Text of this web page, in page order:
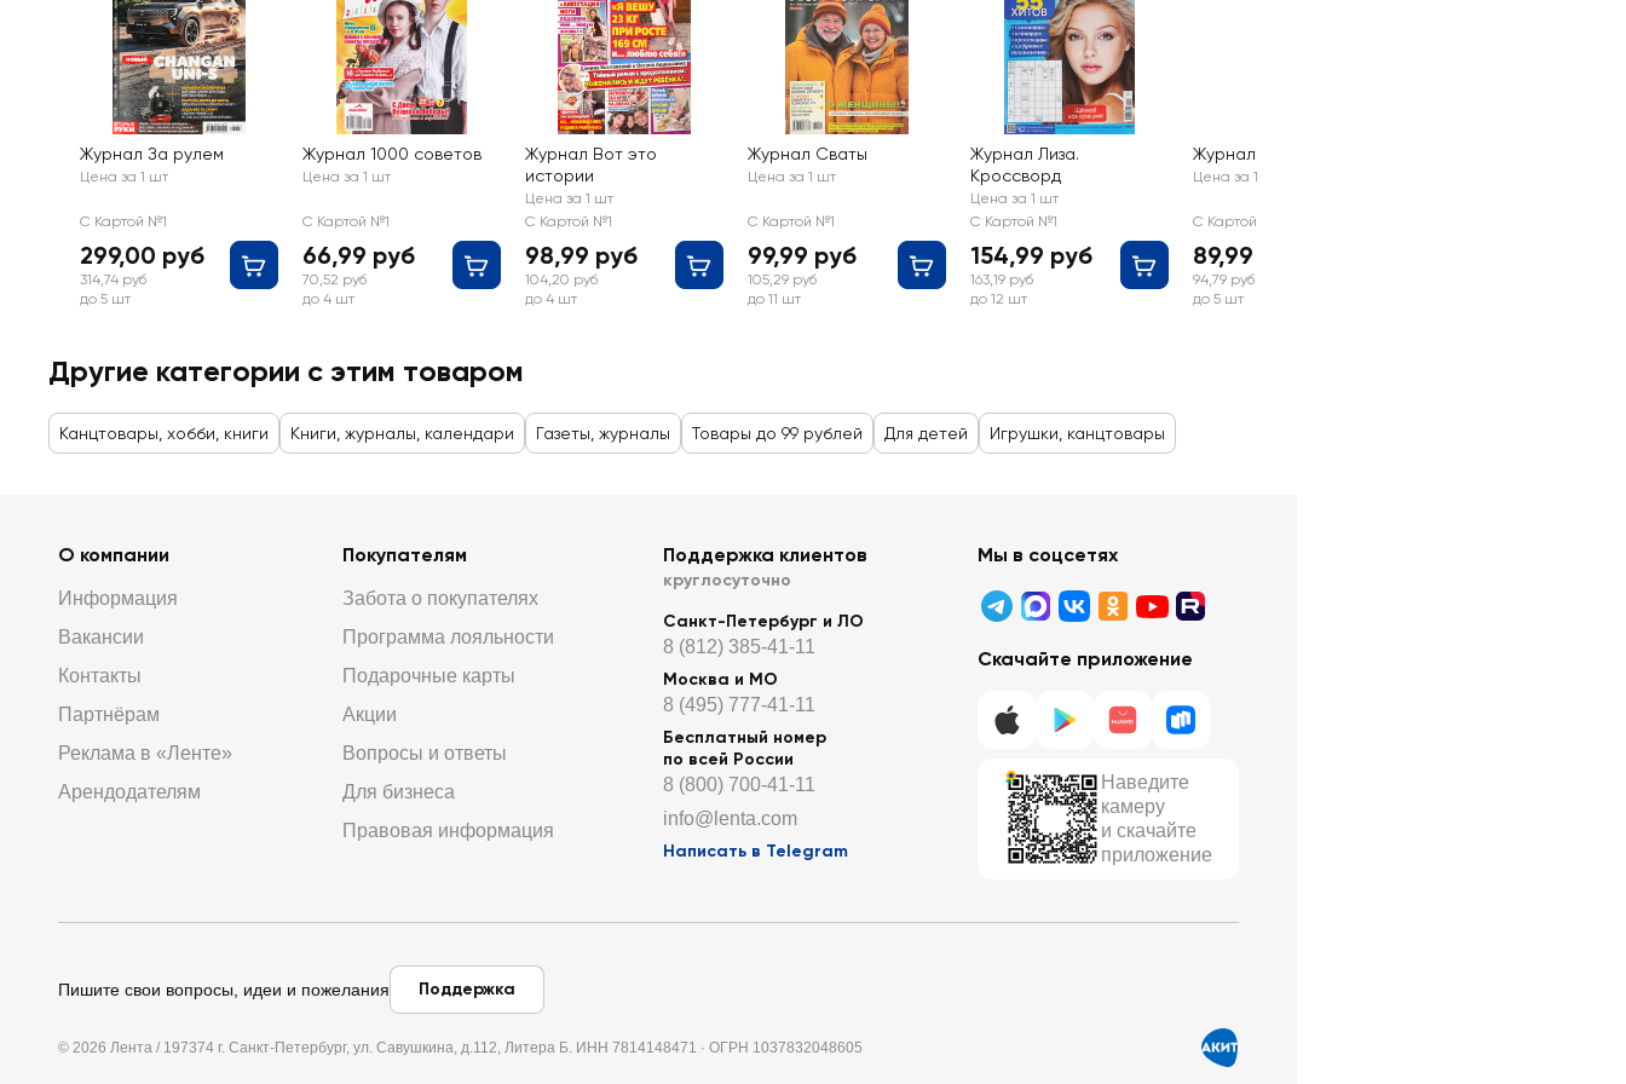
Журнал За рулем
Цена за 1 шт
С Картой №1
299,00 руб
314,74 руб
до 5 шт
Журнал 1000 советов
Цена за 1 шт
С Картой №1
66,99 руб
70,52 руб
до 4 шт
Журнал Вот это
истории
Цена за 1 шт
С Картой №1
98,99 руб
104,20 руб
до 4 шт
Журнал Сваты
Цена за 1 шт
С Картой №1
99,99 руб
105,29 руб
до 11 шт
Журнал Лиза.
Кроссворд
Цена за 1 шт
С Картой №1
154,99 руб
163,19 руб
до 12 шт
Журнал Тайны звезд
Цена за 1 шт
С Картой №1
89,99 руб
94,79 руб
до 5 шт
Другие категории с этим товаром
Канцтовары, хобби, книги Книги, журналы, календари Газеты, журналы Товары до 99 рублей Для детей Игрушки, канцтовары
О компании
Информация
Вакансии
Контакты
Партнёрам
Реклама в «Ленте»
Арендодателям
Покупателям
Забота о покупателях
Программа лояльности
Подарочные карты
Акции
Вопросы и ответы
Для бизнеса
Правовая информация
Поддержка клиентов
круглосуточно
Санкт-Петербург и ЛО
8 (812) 385-41-11
Москва и МО
8 (495) 777-41-11
Бесплатный номер
по всей России
8 (800) 700-41-11
info@lenta.com
Написать в Telegram
Мы в соцсетях
Скачайте приложение
Наведите
камеру
и скачайте
приложение
Пишите свои вопросы, идеи и пожелания Поддержка
© 2026 Лента / 197374 г. Санкт-Петербург, ул. Савушкина, д.112, Литера Б. ИНН 7814148471 · ОГРН 1037832048605